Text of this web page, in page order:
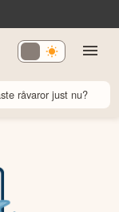
råvaror just nu?